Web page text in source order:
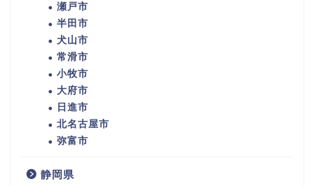
瀬戸市
半田市
犬山市
常滑市
小牧市
大府市
日進市
北名古屋市
弥富市
静岡県